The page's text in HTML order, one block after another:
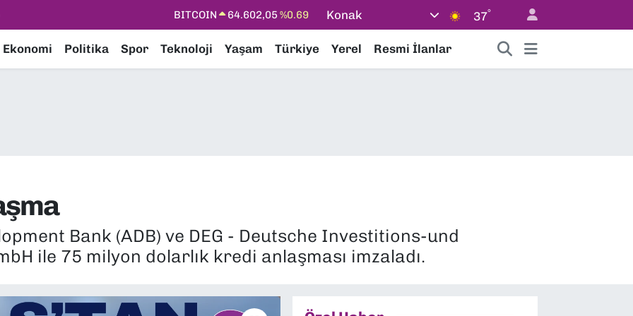
DOLAR 47,5986%0.06
STERLİN
64,2438%0.21
Konak 37°
Ekonomi Politika Spor Teknoloji Yaşam Türkiye Yerel Resmi İlanlar
Bank (ADB) ve DEG - Deutsche Investitions-und
ile 75 milyon dolarlık kredi anlaşması imzaladı.